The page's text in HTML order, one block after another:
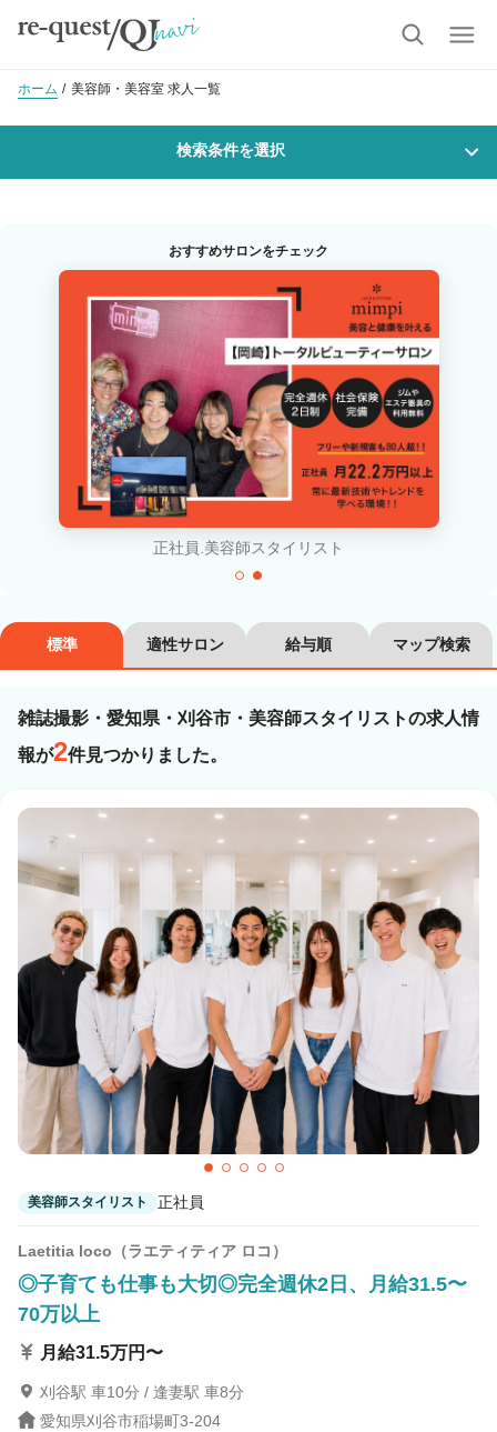
ホーム 美容師・美容室 求人一覧
検索条件を選択
沿線・駅を選択
技能ランク
美容師スタイリスト 美容師アシスタント
カラーリスト
ネイリスト エステティシャン
講師・インストラクター 営業・販売スタッフ・その他
雇用形態
正社員 契約社員・パート
業務委託・フリーランス
詳細条件
雑誌撮影 詳細条件を変更
この条件の求人数 2 件
検索する
おすすめサロンをチェック
正社員.美容師スタイリスト
標準 適性サロン 給与順 マップ検索
雑誌撮影・愛知県・刈谷市・美容師スタイリストの求人情
報が2件見つかりました。
美容師スタイリスト 正社員
Laetitia loco（ラエティティア ロコ）
◎子育ても仕事も大切◎完全週休2日、月給31.5〜
70万以上
月給31.5万円〜
刈谷駅 車10分 / 逢妻駅 車8分
愛知県刈谷市稲場町3-204